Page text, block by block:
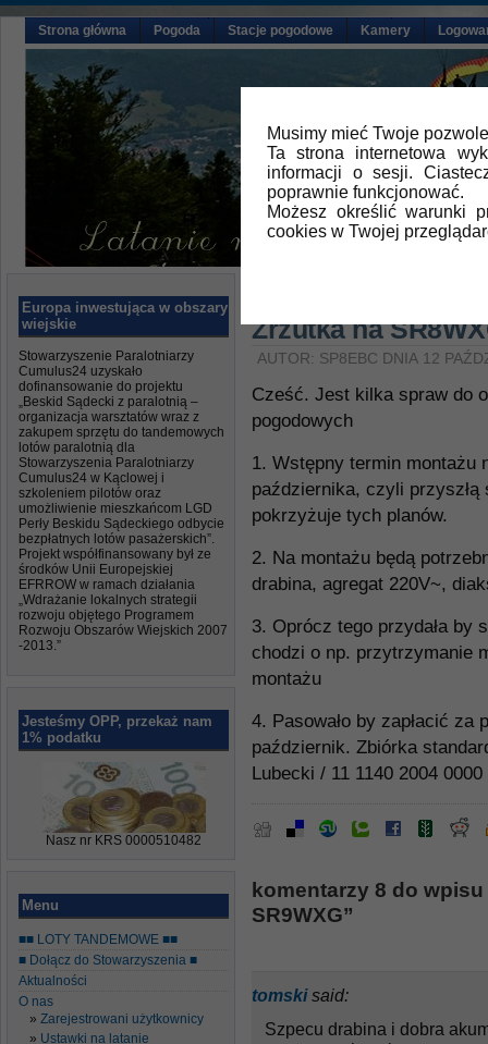
Musimy mieć Twoje
Ta strona internetowa
informacji o sesji.
poprawnie funkcjonować.
Możesz określić warunki
cookies w Twojej
Strona główna Pogoda Stacje pogodowe Kamery
Europa inwestująca w obszary
wiejskie
Stowarzyszenie Paralotniarzy
Cumulus24 uzyskało
dofinansowanie do projektu
„Beskid Sądecki z paralotnią –
organizacja warsztatów wraz z
zakupem sprzętu do tandemowych
lotów paralotnią dla
Stowarzyszenia Paralotniarzy
Cumulus24 w Kąclowej i
szkoleniem pilotów oraz
umożliwienie mieszkańcom LGD
Perły Beskidu Sądeckiego odbycie
bezpłatnych lotów pasażerskich”.
Projekt współfinansowany był ze
środków Unii Europejskiej
EFRROW w ramach działania
„Wdrażanie lokalnych strategii
rozwoju objętego Programem
Rozwoju Obszarów Wiejskich 2007
-2013.”
Jesteśmy OPP, przekaż nam
1% podatku
Nasz nr KRS 0000510482
Menu
■■ LOTY TANDEMOWE ■■
■ Dołącz do Stowarzyszenia ■
Aktualności
O nas
Zarejestrowani użytkownicy
Ustawki na latanie
Zrzutka na
AUTOR: SP8EBC DNIA 12
Cześć. Jest kilka spraw do
pogodowych
1. Wstępny termin montażu
października, czyli
pokrzyżuje tych planów.
2. Na montażu będą
drabina, agregat 220V~,
3. Oprócz tego przydała by
chodzi o np. przytrzymanie
montażu
4. Pasowało by zapłacić
październik. Zbiórka
Lubecki / 11 1140 2004
komentarzy 8 do
SR9WXG”
tomski said:
Szpecu drabina i dobra